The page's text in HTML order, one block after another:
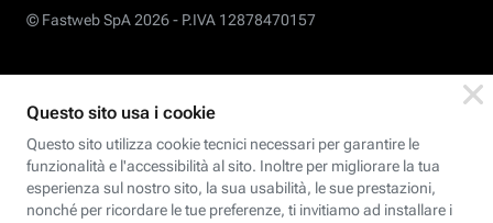
© Fastweb SpA 2026 - P.IVA 12878470157